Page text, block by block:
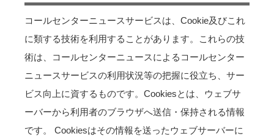
コールセンターニュースサービスは、Cookie及びこれ
に類する技術を利用することがあります。これらの技
術は、コールセンターニュースによるコールセンター
ニュースサービスの利用状況等の把握に役立ち、サー
ビス向上に資するものです。Cookiesとは、ウェブサ
ーバーから利用者のブラウザへ送信・保持される情報
です。 Cookiesはその情報を送ったウェブサーバーに